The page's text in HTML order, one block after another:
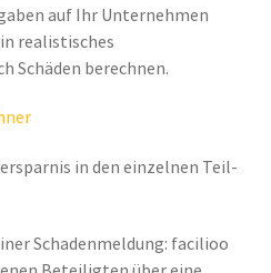
auf Ihr Unternehmen
realistisches
Schäden berechnen.
in den einzelnen Teil-
Schadenmeldung: facilioo